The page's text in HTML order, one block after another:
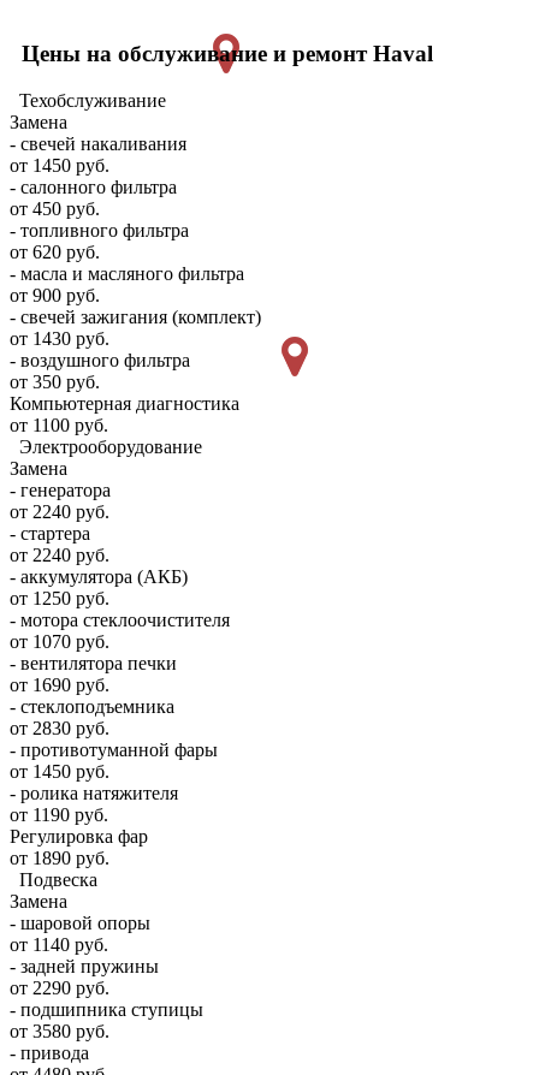
Цены на обслуживание и ремонт Haval
Техобслуживание
Замена
- свечей накаливания
от 1450 руб.
- салонного фильтра
от 450 руб.
- топливного фильтра
от 620 руб.
- масла и масляного фильтра
от 900 руб.
- свечей зажигания (комплект)
от 1430 руб.
- воздушного фильтра
от 350 руб.
Компьютерная диагностика
от 1100 руб.
Электрооборудование
Замена
- генератора
от 2240 руб.
- стартера
от 2240 руб.
- аккумулятора (АКБ)
от 1250 руб.
- мотора стеклоочистителя
от 1070 руб.
- вентилятора печки
от 1690 руб.
- стеклоподъемника
от 2830 руб.
- противотуманной фары
от 1450 руб.
- ролика натяжителя
от 1190 руб.
Регулировка фар
от 1890 руб.
Подвеска
Замена
- шаровой опоры
от 1140 руб.
- задней пружины
от 2290 руб.
- подшипника ступицы
от 3580 руб.
- привода